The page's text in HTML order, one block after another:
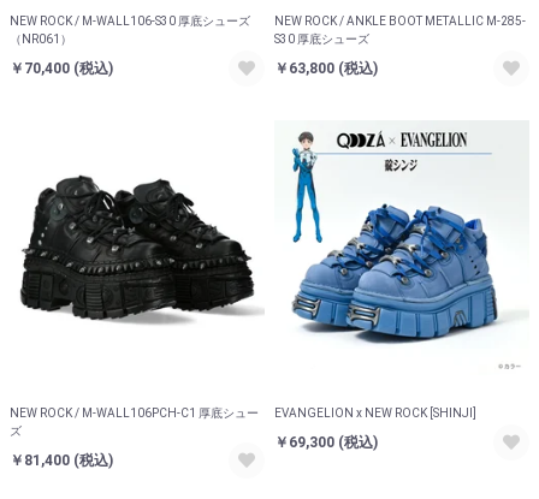
NEW ROCK / M-WALL106-S30 厚底シューズ
（NR061）
￥70,400 (税込)
NEW ROCK / ANKLE BOOT METALLIC M-285-
S30 厚底シューズ
￥63,800 (税込)
NEW ROCK / M-WALL106PCH-C1 厚底シュー
ズ
￥81,400 (税込)
EVANGELION x NEW ROCK [SHINJI]
￥69,300 (税込)